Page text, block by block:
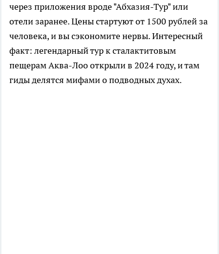
через приложения вроде "Абхазия-Тур" или
отели заранее. Цены стартуют от 1500 рублей за
человека, и вы сэкономите нервы. Интересный
факт: легендарный тур к сталактитовым
пещерам Аква-Лоо открыли в 2024 году, и там
гиды делятся мифами о подводных духах.